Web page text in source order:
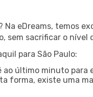
Na eDreams, temos
sem sacrificar o nível
para São Paulo:
ao último minuto
forma, existe uma